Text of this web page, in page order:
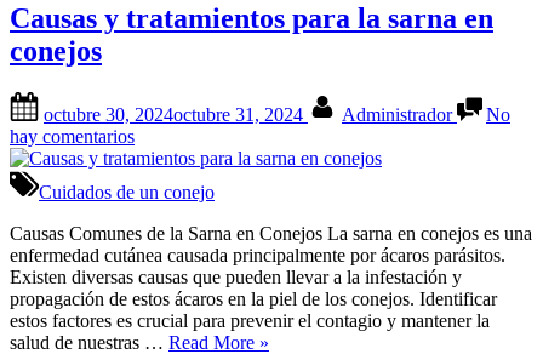
Causas y tratamientos para la sarna en
conejos
on
octubre 30, 2024octubre 31, 2024 Administrador
No
hay comentariosen
Causas
tratamientos
para
la
sarna
en
conejos
Cuidados de un conejo
Causas Comunes de la Sarna en Conejos La sarna en conejos es una
enfermedad cutánea causada principalmente por ácaros parásitos.
Existen diversas causas que pueden llevar a la infestación y
propagación de estos ácaros en la piel de los conejos. Identificar
estos factores es crucial para prevenir el contagio y mantener la
salud de nuestras … Read More«Causas
»